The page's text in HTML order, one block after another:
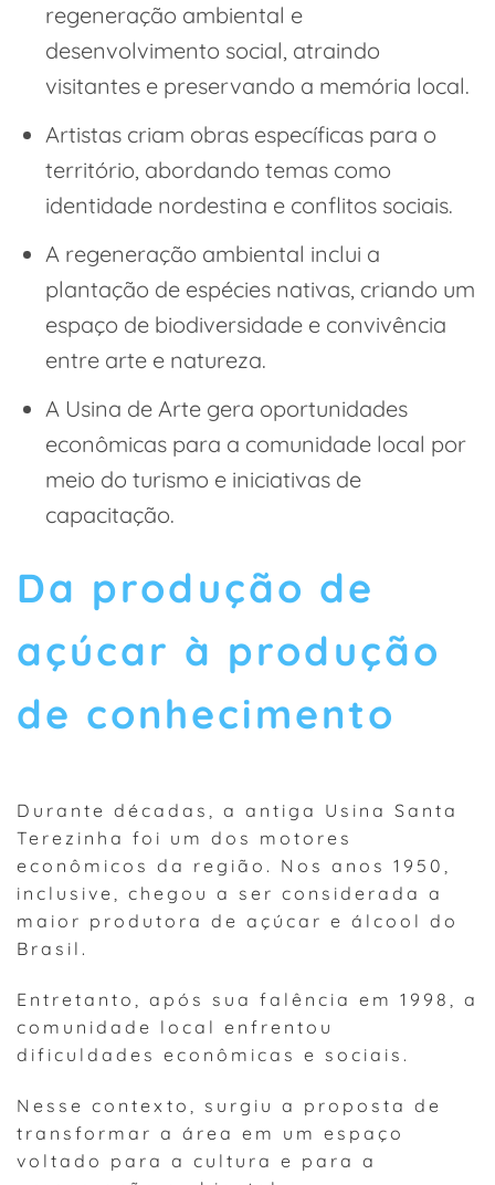
regeneração ambiental e
desenvolvimento social, atraindo
visitantes e preservando a memória local.
Artistas criam obras específicas para o
território, abordando temas como
identidade nordestina e conflitos sociais.
A regeneração ambiental inclui a
plantação de espécies nativas, criando um
espaço de biodiversidade e convivência
entre arte e natureza.
A Usina de Arte gera oportunidades
econômicas para a comunidade local por
meio do turismo e iniciativas de
capacitação.
Da produção de
açúcar à produção
de conhecimento
Durante décadas, a antiga Usina Santa
Terezinha foi um dos motores
econômicos da região. Nos anos 1950,
inclusive, chegou a ser considerada a
maior produtora de açúcar e álcool do
Brasil.
Entretanto, após sua falência em 1998, a
comunidade local enfrentou
dificuldades econômicas e sociais.
Nesse contexto, surgiu a proposta de
transformar a área em um espaço
voltado para a cultura e para a